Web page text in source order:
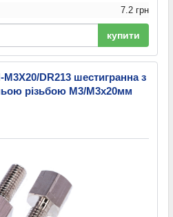
7.2 грн
купити
DR213 шестигранна з
різьбою М3/М3х20мм